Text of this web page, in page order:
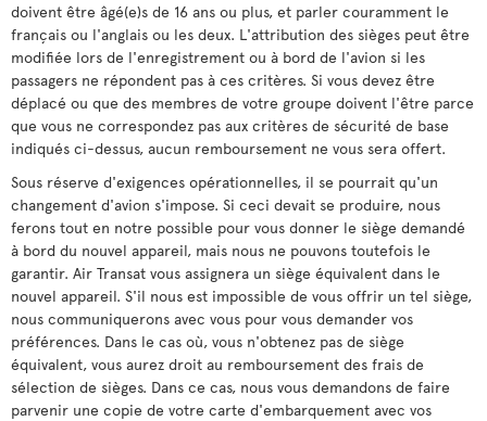
doivent être âgé(e)s de 16 ans ou plus, et parler couramment le
français ou l'anglais ou les deux. L'attribution des sièges peut être
modifiée lors de l'enregistrement ou à bord de l'avion si les
passagers ne répondent pas à ces critères. Si vous devez être
déplacé ou que des membres de votre groupe doivent l'être parce
que vous ne correspondez pas aux critères de sécurité de base
indiqués ci-dessus, aucun remboursement ne vous sera offert.
Sous réserve d'exigences opérationnelles, il se pourrait qu'un
changement d'avion s'impose. Si ceci devait se produire, nous
ferons tout en notre possible pour vous donner le siège demandé
à bord du nouvel appareil, mais nous ne pouvons toutefois le
garantir. Air Transat vous assignera un siège équivalent dans le
nouvel appareil. S'il nous est impossible de vous offrir un tel siège,
nous communiquerons avec vous pour vous demander vos
préférences. Dans le cas où, vous n'obtenez pas de siège
équivalent, vous aurez droit au remboursement des frais de
sélection de sièges. Dans ce cas, nous vous demandons de faire
parvenir une copie de votre carte d'embarquement avec vos